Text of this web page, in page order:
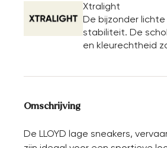
Xtralight
De bijzonder
stabiliteit. De
en kleurechtheid
Omschrijving
De LLOYD lage sneakers,